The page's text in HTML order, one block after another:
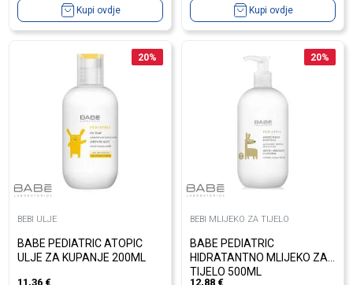
Kupi ovdje Kupi ovdje
20%
BEBI ULJE
BABE PEDIATRIC ATOPIC
ULJE ZA KUPANJE 200ML
11,36 €
20%
BEBI MLIJEKO ZA TIJELO
BABE PEDIATRIC
HIDRATANTNO MLIJEKO ZA
TIJELO 500ML
12,88 €